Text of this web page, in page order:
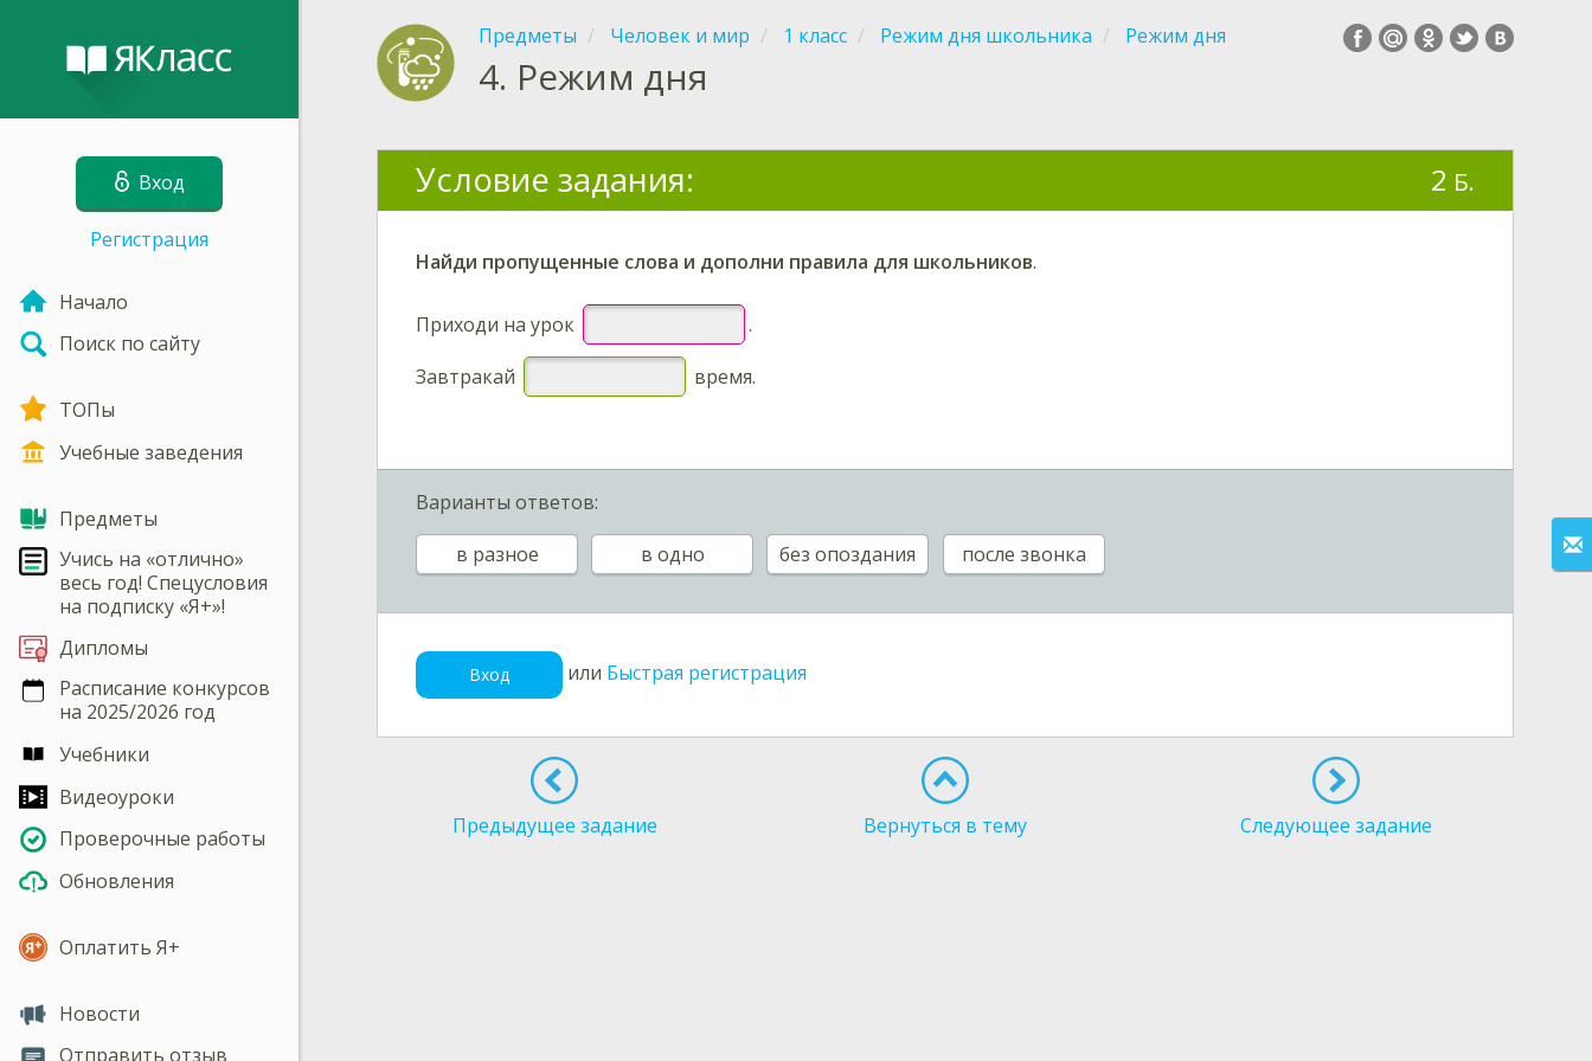
Вход
Регистрация
Начало
Поиск по сайту
ТОПы
Учебные заведения
Предметы
Учись на «отлично»
весь год! Спецусловия
на подписку «Я+»!
Дипломы
Расписание конкурсов
на 2025/2026 год
Учебники
Видеоуроки
Проверочные работы
Обновления
Оплатить Я+
Новости
Отправить отзыв
Предметы Человек и мир 1 класс Режим дня школьника Режим дня
4. Режим дня
Условие задания: 2 Б.
Найди пропущенные слова и дополни правила для школьников.
Приходи на урок
.
Завтракай
время.
Варианты ответов:
в разное
в одно без опоздания после звонка
Вход или Быстрая регистрация
Предыдущее задание Вернуться в тему Следующее задание